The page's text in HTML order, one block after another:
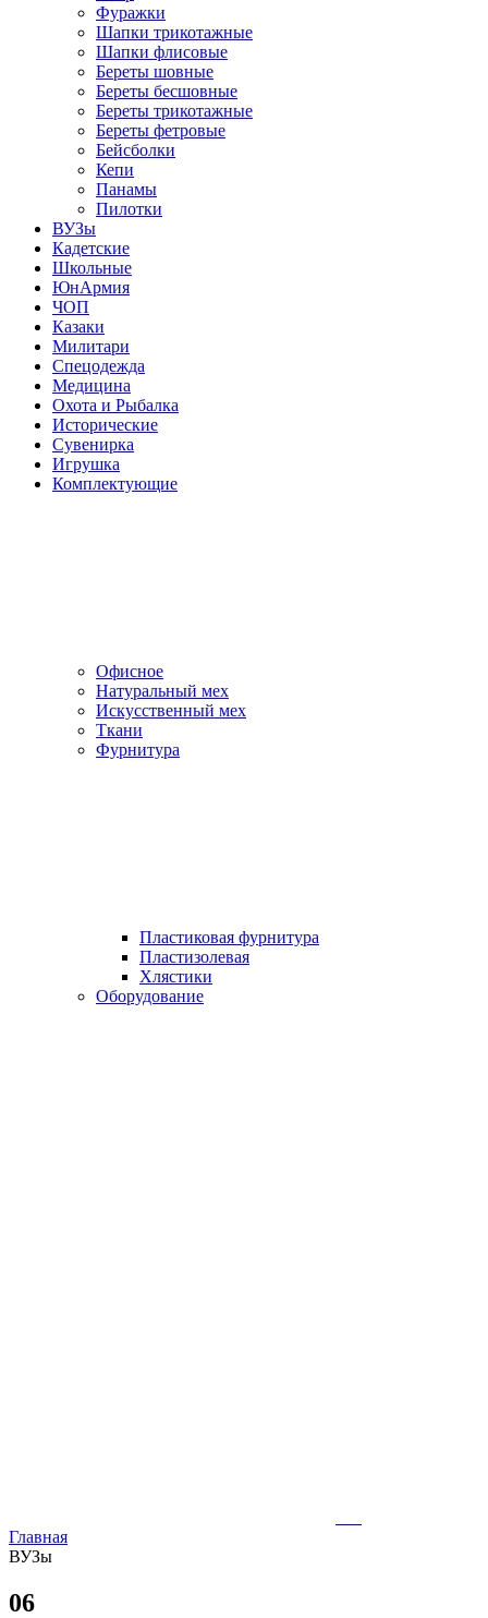
Фуражки
Шапки трикотажные
Шапки флисовые
Береты шовные
Береты бесшовные
Береты трикотажные
Береты фетровые
Бейсболки
Кепи
Панамы
Пилотки
ВУЗы
Кадетские
Школьные
ЮнАрмия
ЧОП
Казаки
Милитари
Спецодежда
Медицина
Охота и Рыбалка
Исторические
Сувенирка
Игрушка
Комплектующие
Офисное
Натуральный мех
Искусственный мех
Ткани
Фурнитура
Пластиковая фурнитура
Пластизолевая
Хлястики
Оборудование
Главная
ВУЗы
06